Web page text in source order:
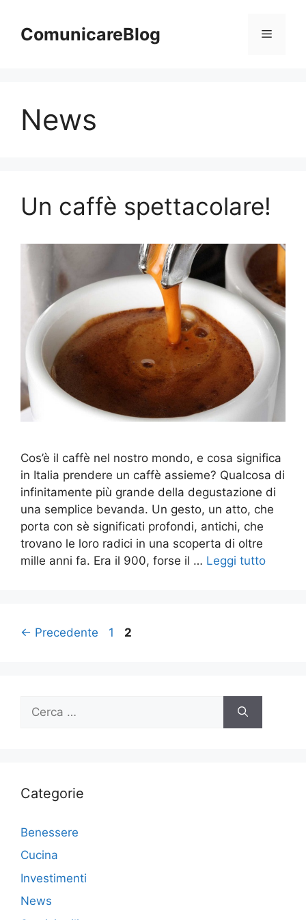
contenuto
ComunicareBlog Menu
News
Un caffè spettacolare!
Cos’è il caffè nel nostro mondo, e cosa significa
in Italia prendere un caffè assieme? Qualcosa di
infinitamente più grande della degustazione di
una semplice bevanda. Un gesto, un atto, che
porta con sè significati profondi, antichi, che
trovano le loro radici in una scoperta di oltre
mille anni fa. Era il 900, forse il … Leggi tutto
Navigazione
← Precedente Pagina
1 Pagina
2
per:
Categorie
Benessere
Cucina
Investimenti
News